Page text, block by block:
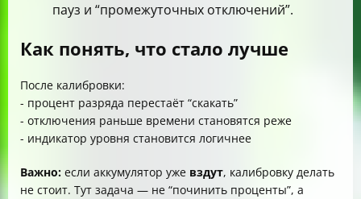
пауз и “промежуточных отключений”.
Как понять, что стало лучше
После калибровки:
- процент разряда перестаёт “скакать”
- отключения раньше времени становятся реже
- индикатор уровня становится логичнее
Важно: если аккумулятор уже вздут, калибровку делать
не стоит. Тут задача — не “починить проценты”, а